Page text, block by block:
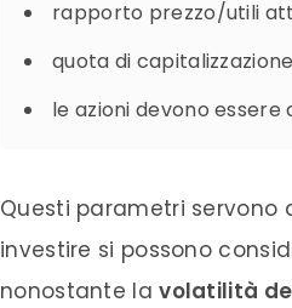
rapporto prezzo/utili
quota di
le azioni devono essere
Questi parametri servono
investire si possono
nonostante lavolatilità